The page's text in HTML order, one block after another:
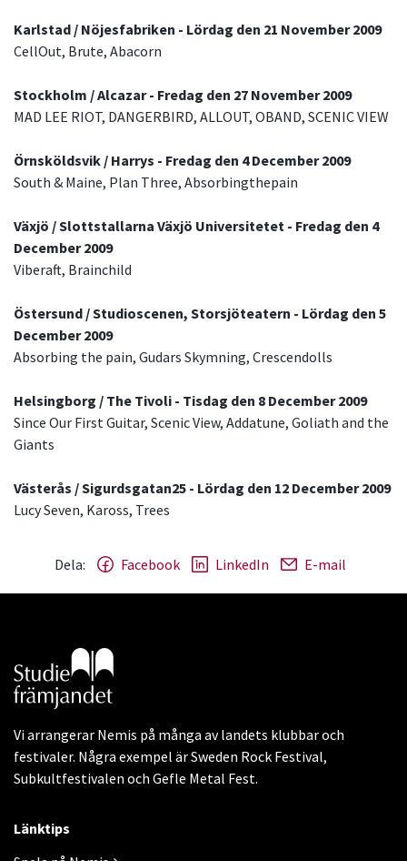
Karlstad / Nöjesfabriken - Lördag den 21 November 2009
CellOut, Brute, Abacorn
Stockholm / Alcazar - Fredag den 27 November 2009
MAD LEE RIOT, DANGERBIRD, ALLOUT, OBAND, SCENIC VIEW
Örnsköldsvik / Harrys - Fredag den 4 December 2009
South & Maine, Plan Three, Absorbingthepain
Växjö / Slottstallarna Växjö Universitetet - Fredag den 4
December 2009
Viberaft, Brainchild
Östersund / Studioscenen, Storsjöteatern - Lördag den 5
December 2009
Absorbing the pain, Gudars Skymning, Crescendolls
Helsingborg / The Tivoli - Tisdag den 8 December 2009
Since Our First Guitar, Scenic View, Addatune, Goliath and the
Giants
Västerås / Sigurdsgatan25 - Lördag den 12 December 2009
Lucy Seven, Kaross, Trees
Dela: Facebook LinkedIn E-mail
Gå till studiefrämjandets startsida
Vi arrangerar Nemis på många av landets klubbar och
festivaler. Några exempel är Sweden Rock Festival,
Subkultfestivalen och Gefle Metal Fest.
Länktips